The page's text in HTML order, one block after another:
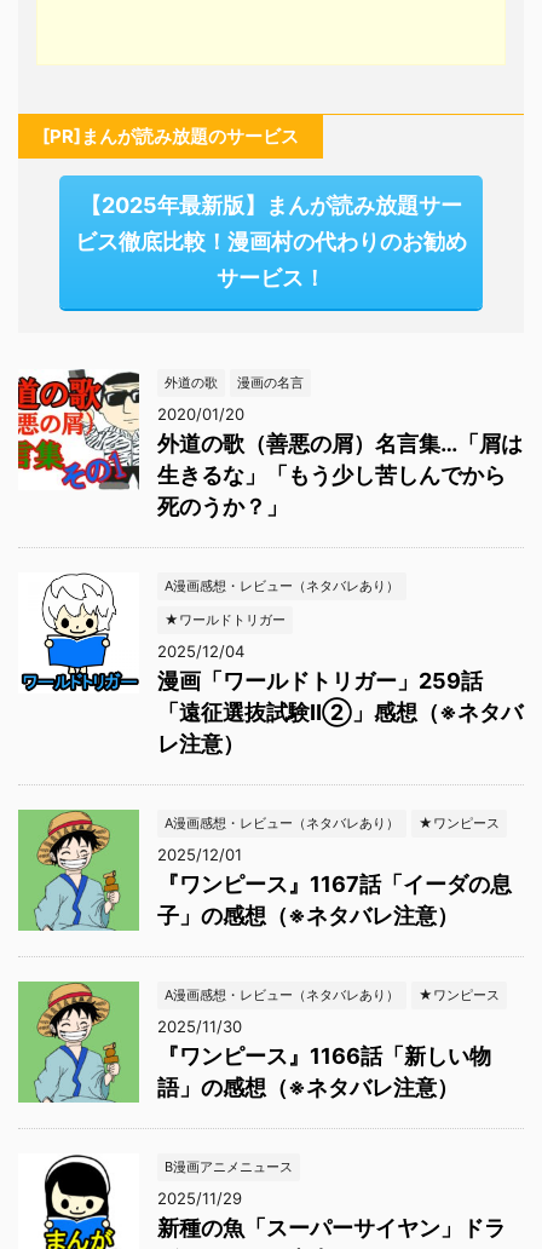
[PR]まんが読み放題のサービス
【2025年最新版】まんが読み放題サー
ビス徹底比較！漫画村の代わりのお勧め
サービス！
外道の歌 漫画の名言
2020/01/20
外道の歌（善悪の屑）名言集…「屑は
生きるな」「もう少し苦しんでから
死のうか？」
A漫画感想・レビュー（ネタバレあり）
★ワールドトリガー
2025/12/04
漫画「ワールドトリガー」259話
「遠征選抜試験Ⅱ②」感想（※ネタバ
レ注意）
A漫画感想・レビュー（ネタバレあり） ★ワンピース
2025/12/01
『ワンピース』1167話「イーダの息
子」の感想（※ネタバレ注意）
A漫画感想・レビュー（ネタバレあり） ★ワンピース
2025/11/30
『ワンピース』1166話「新しい物
語」の感想（※ネタバレ注意）
B漫画アニメニュース
2025/11/29
新種の魚「スーパーサイヤン」ドラ